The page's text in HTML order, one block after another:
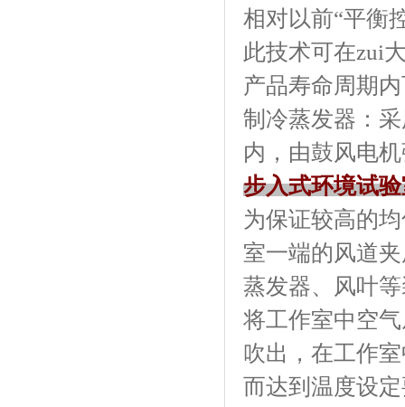
相对以前“平衡
此技术可在zui
产品寿命周期
制冷蒸发器：
内，由鼓风电
步入式环境试
为保证较高的均
室一端的风道夹层
蒸发器、风叶
将工作室中空气
吹出，在工
而达到温度设定